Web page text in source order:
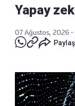
Yapay
07 Ağustos, 2026 -
Paylaş